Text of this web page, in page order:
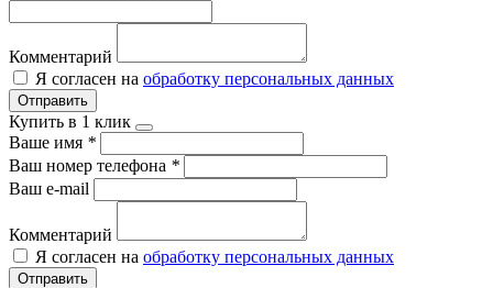
Комментарий
Я согласен на обработку персональных данных
Отправить
Купить в 1 клик
Ваше имя *
Ваш номер телефона *
Ваш e-mail
Комментарий
Я согласен на обработку персональных данных
Отправить